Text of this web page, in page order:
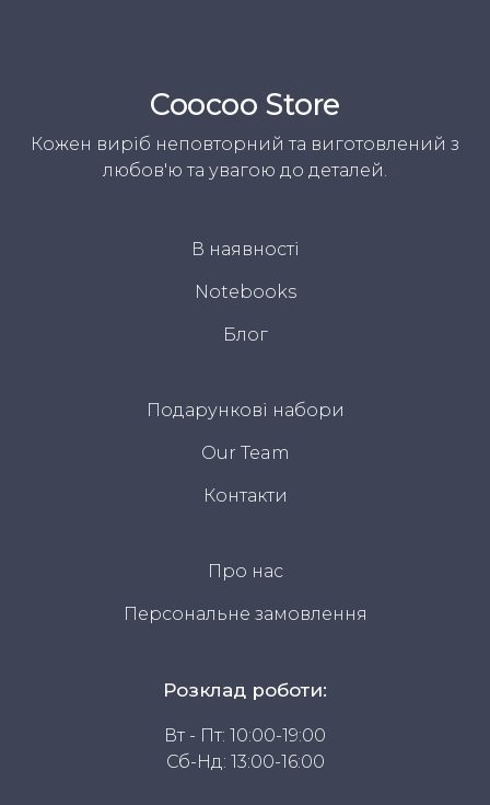
Coocoo Store
Кожен виріб неповторний та виготовлений з
любов'ю та увагою до деталей.
В наявності
Notebooks
Блог
Подарункові набори
Our Team
Контакти
Про нас
Персональне замовлення
Розклад роботи:
Вт - Пт: 10:00-19:00
Сб-Нд: 13:00-16:00